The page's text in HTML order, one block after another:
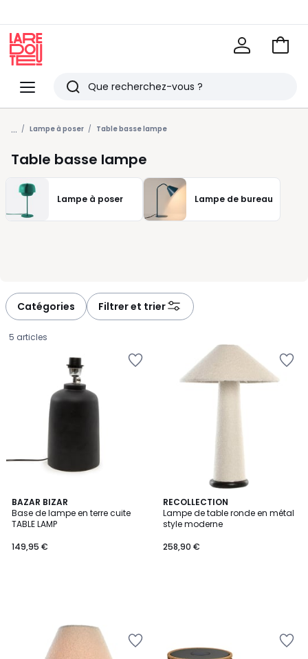
Menu
Redoute
Rechercher
Derniers
articles
vus
Voir
... Lampe à poser Table basse lampe
Table basse lampe
Lampe à poser Lampe de bureau
Catégories Filtrer et trier
5 articles
BAZAR BIZAR
Base de lampe en terre cuite
TABLE LAMP
€.
149,95 €
RECOLLECTION
Lampe de table ronde en métal
style moderne
258,90 €